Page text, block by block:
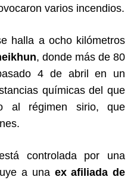
varios incendios.
halla a ocho kilómetros
, donde más de 80
4 de abril en un
químicas del que
al régimen sirio, que
controlada por una
a una ex afiliada de